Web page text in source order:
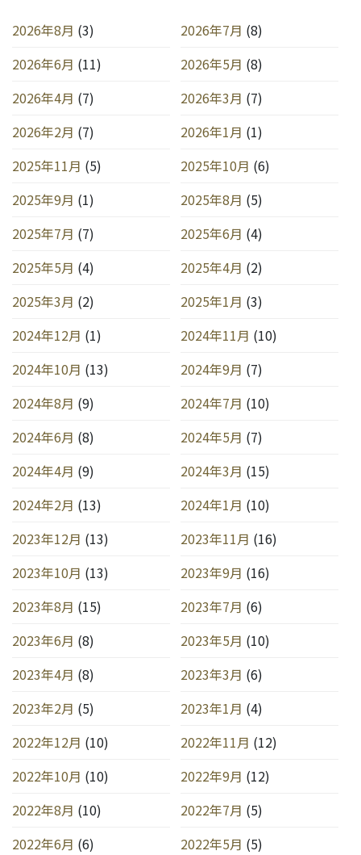
2026年8月 (3) 2026年7月 (8)
2026年6月 (11) 2026年5月 (8)
2026年4月 (7) 2026年3月 (7)
2026年2月 (7) 2026年1月 (1)
2025年11月 (5) 2025年10月 (6)
2025年9月 (1) 2025年8月 (5)
2025年7月 (7) 2025年6月 (4)
2025年5月 (4) 2025年4月 (2)
2025年3月 (2) 2025年1月 (3)
2024年12月 (1) 2024年11月 (10)
2024年10月 (13) 2024年9月 (7)
2024年8月 (9) 2024年7月 (10)
2024年6月 (8) 2024年5月 (7)
2024年4月 (9) 2024年3月 (15)
2024年2月 (13) 2024年1月 (10)
2023年12月 (13) 2023年11月 (16)
2023年10月 (13) 2023年9月 (16)
2023年8月 (15) 2023年7月 (6)
2023年6月 (8) 2023年5月 (10)
2023年4月 (8) 2023年3月 (6)
2023年2月 (5) 2023年1月 (4)
2022年12月 (10) 2022年11月 (12)
2022年10月 (10) 2022年9月 (12)
2022年8月 (10) 2022年7月 (5)
2022年6月 (6) 2022年5月 (5)